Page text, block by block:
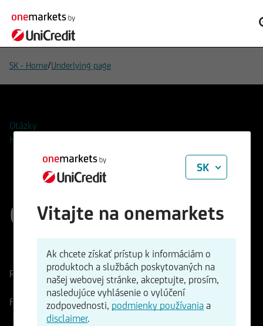
SK - Home/Underlying page
Otázky
Kontakty
Gold (one ounce)
XC0009655157965515
Referenčná cena4263,45USDZmena
+0,39%+16,48
Forex
06.08.2026 - 09:13
SK
Vitajte na onemarkets
Ak chcete získať prístup k informáciám o
produktoch a službách poskytovaných na
našej webovej stránke, akceptujte, prosím,
nasledujúce vyhlásenie o vylúčení
zodpovednosti, podmienky používania a
disclaimer.